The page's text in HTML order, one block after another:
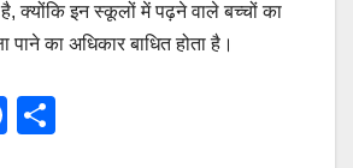
है, क्योंकि इन स्कूलों में पढ़ने वाले बच्चों का
पाने का अधिकार बाधित होता है।
F